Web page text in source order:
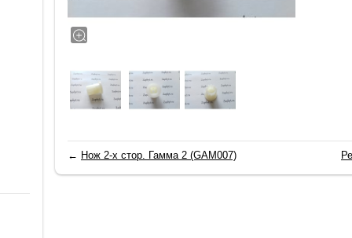
← Нож 2-х стор. Гамма 2 (GAM007)